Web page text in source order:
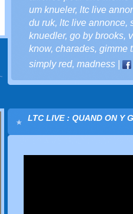
um knueler, ltc live
du ruk, ltc live annonce,
knuedler, go by brooks,
know, charades, gimme
simply red, madness
LTC LIVE : QUAND ON Y